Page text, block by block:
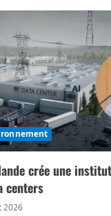
crée une
centers
2026